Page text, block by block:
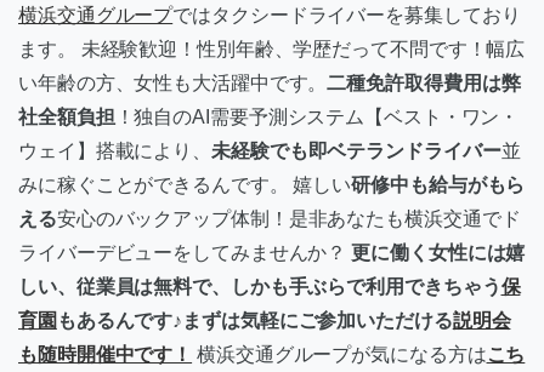
横浜交通グループではタクシードライバーを募集しており
ます。 未経験歓迎！性別年齢、学歴だって不問です！幅広
い年齢の方、女性も大活躍中です。二種免許取得費用は弊
社全額負担 ！独自のAI需要予測システム【ベスト・ワン・
ウェイ】搭載により、 未経験でも即ベテランドライバー並
みに稼ぐことができるんです。 嬉しい研修中も給与がもら
える安心のバックアップ体制！是非あなたも横浜交通でド
ライバーデビューをしてみませんか？更に働く女性には嬉
しい、従業員は無料で、しかも手ぶらで利用できちゃう保
育園 もあるんです♪まずは気軽にご参加いただける説明会
も随時開催中です！ 横浜交通グループが気になる方はこち